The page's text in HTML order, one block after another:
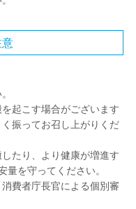
起こす場合がございます
振ってお召し上がりくだ
たり、より健康が増進す
を守ってください。
費者庁長官による個別審